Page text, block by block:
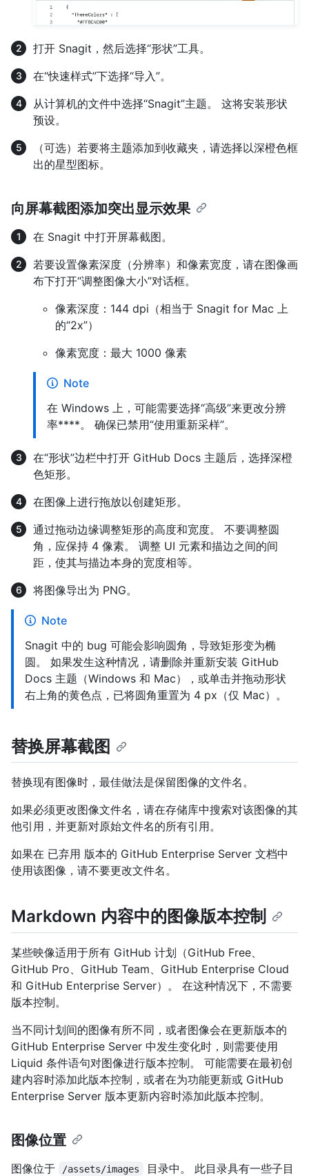
打开 Snagit，然后选择“形状”工具。
在“快速样式”下选择“导入”。
从计算机的文件中选择“Snagit”主题。 这将安装形状
预设。
（可选）若要将主题添加到收藏夹，请选择以深橙色框
出的星型图标。
向屏幕截图添加突出显示效果
在 Snagit 中打开屏幕截图。
若要设置像素深度（分辨率）和像素宽度，请在图像画
布下打开“调整图像大小”对话框。
像素深度：144 dpi（相当于 Snagit for Mac 上
的“2x”）
像素宽度：最大 1000 像素
Note
在 Windows 上，可能需要选择“高级”来更改分辨
率****。 确保已禁用“使用重新采样”。
在“形状”边栏中打开 GitHub Docs 主题后，选择深橙
色矩形。
在图像上进行拖放以创建矩形。
通过拖动边缘调整矩形的高度和宽度。 不要调整圆
角，应保持 4 像素。 调整 UI 元素和描边之间的间
距，使其与描边本身的宽度相等。
将图像导出为 PNG。
Note
Snagit 中的 bug 可能会影响圆角，导致矩形变为椭
圆。 如果发生这种情况，请删除并重新安装 GitHub
Docs 主题（Windows 和 Mac），或单击并拖动形状
右上角的黄色点，已将圆角重置为 4 px（仅 Mac）。
替换屏幕截图
替换现有图像时，最佳做法是保留图像的文件名。
如果必须更改图像文件名，请在存储库中搜索对该图像的其
他引用，并更新对原始文件名的所有引用。
如果在 已弃用 版本的 GitHub Enterprise Server 文档中
使用该图像，请不要更改文件名。
Markdown 内容中的图像版本控制
某些映像适用于所有 GitHub 计划（GitHub Free、
GitHub Pro、GitHub Team、GitHub Enterprise Cloud
和 GitHub Enterprise Server）。 在这种情况下，不需要
版本控制。
当不同计划间的图像有所不同，或者图像会在更新版本的
GitHub Enterprise Server 中发生变化时，则需要使用
Liquid 条件语句对图像进行版本控制。 可能需要在最初创
建内容时添加此版本控制，或者在为功能更新或 GitHub
Enterprise Server 版本更新内容时添加此版本控制。
图像位置
图像位于 /assets/images
目录中。 此目录具有一些子目